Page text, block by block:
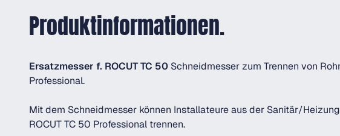
Produktinformationen.
Ersatzmesser f. ROCUT TC 50 Schneidmesser zum Trennen von
Professional.
Mit dem Schneidmesser können Installateure aus der Sanitär/
ROCUT TC 50 Professional trennen.